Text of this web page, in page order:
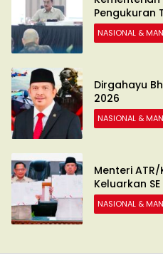
Pengukuran
NASIONAL &
Dirgahayu
2026
NASIONAL &
Menteri
Keluarkan SE
NASIONAL &